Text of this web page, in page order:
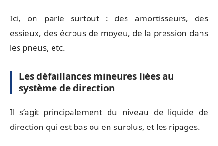
Ici, on parle surtout : des amortisseurs, des
essieux, des écrous de moyeu, de la pression dans
les pneus, etc.
Les défaillances mineures liées au
système de direction
Il s’agit principalement du niveau de liquide de
direction qui est bas ou en surplus, et les ripages.